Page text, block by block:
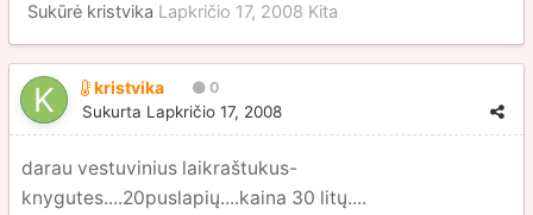
Sukūrė kristvika Lapkričio 17, 2008 Kita
kristvika 0
Sukurta Lapkričio 17, 2008
darau vestuvinius laikraštukus-
knygutes....20puslapių....kaina 30 litų....